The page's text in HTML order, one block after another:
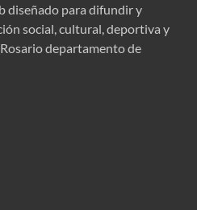
diseñado para difundir y
social, cultural, deportiva y
departamento de